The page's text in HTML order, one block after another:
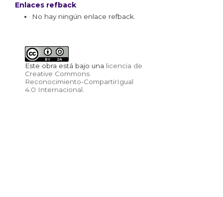
Enlaces refback
No hay ningún enlace refback.
Este obra está bajo una licencia de
Creative Commons
Reconocimiento-CompartirIgual
4.0 Internacional